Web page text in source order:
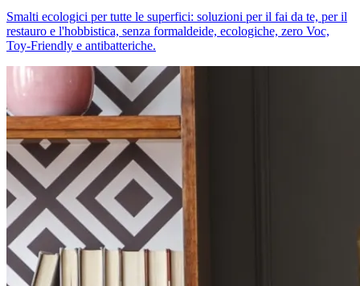
Smalti ecologici per tutte le superfici: soluzioni per il fai da te, per il
restauro e l'hobbistica, senza formaldeide, ecologiche, zero Voc,
Toy-Friendly e antibatteriche.